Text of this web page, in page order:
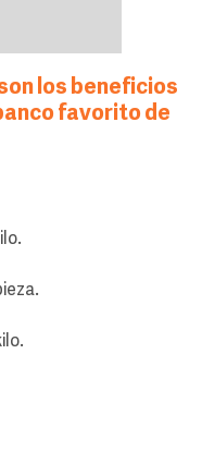
los beneficios
favorito de